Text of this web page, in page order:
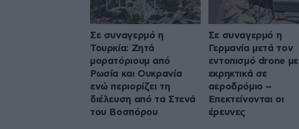
Σε συναγερμό η
Τουρκία: Ζητά
μορατόριουμ από
Ρωσία και Ουκρανία
ενώ περιορίζει τη
διέλευση από τα Στενά
του Βοσπόρου
Σε συναγερμό η
Γερμανία μετά τον
εντοπισμό drone με
εκρηκτικά σε
αεροδρόμιο –
Επεκτείνονται οι
έρευνες